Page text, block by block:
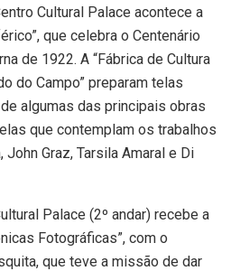
Cultural Palace acontece a
que celebra o Centenário
de 1922. A “Fábrica de Cultura
do Campo” preparam telas
algumas das principais obras
que contemplam os trabalhos
Graz, Tarsila Amaral e Di
Palace (2º andar) recebe a
Fotográficas”, com o
que teve a missão de dar